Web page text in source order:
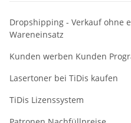
Dropshipping - Verkauf ohne
Wareneinsatz
Kunden werben Kunden
Lasertoner bei TiDis kaufen
TiDis Lizenssystem